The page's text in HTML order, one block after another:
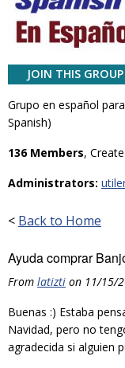
JOIN THIS GROUP
Grupo en español
Spanish)
136 Members,
Administrators:
< Back to Home
Ayuda comprar
From latizti on 11/15/
Buenas :) Estaba
Navidad, pero no
agradecida si alguien